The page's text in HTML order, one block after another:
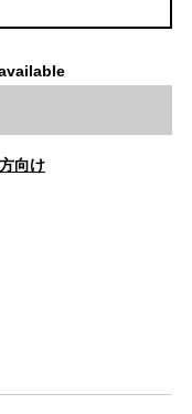
向け